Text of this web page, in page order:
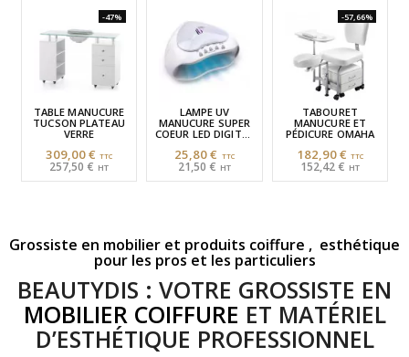
-47%
TABLE MANUCURE
TUCSON PLATEAU
VERRE
309,00 €
257,50 €
LAMPE UV
MANUCURE SUPER
COEUR LED DIGITAL
25,80 €
21,50 €
-57,66%
TABOURET
MANUCURE ET
PÉDICURE OMAHA
182,90 €
152,42 €
Grossiste en mobilier et produits coiffure , esthétique
pour les pros et les particuliers
BEAUTYDIS : VOTRE GROSSISTE EN
MOBILIER COIFFURE ET MATÉRIEL
D’ESTHÉTIQUE PROFESSIONNEL